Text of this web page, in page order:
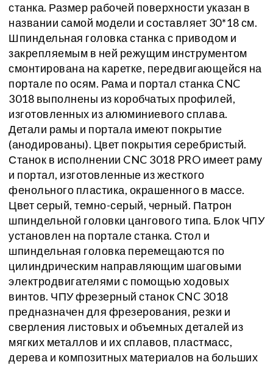
станка. Размер рабочей поверхности указан в
названии самой модели и составляет 30*18 см.
Шпиндельная головка станка с приводом и
закрепляемым в ней режущим инструментом
смонтирована на каретке, передвигающейся на
портале по осям. Рама и портал станка CNC
3018 выполнены из коробчатых профилей,
изготовленных из алюминиевого сплава.
Детали рамы и портала имеют покрытие
(анодированы). Цвет покрытия серебристый.
Станок в исполнении CNC 3018 PRO имеет раму
и портал, изготовленные из жесткого
фенольного пластика, окрашенного в массе.
Цвет серый, темно-серый, черный. Патрон
шпиндельной головки цангового типа. Блок ЧПУ
установлен на портале станка. Стол и
шпиндельная головка перемещаются по
цилиндрическим направляющим шаговыми
электродвигателями с помощью ходовых
винтов. ЧПУ фрезерный станок CNC 3018
предназначен для фрезерования, резки и
сверления листовых и объемных деталей из
мягких металлов и их сплавов, пластмасс,
дерева и композитных материалов на больших